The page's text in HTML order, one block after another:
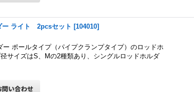
ー ライト 2pcsセット [104010]
ポールタイプ（パイプクランプタイプ）のロッドホ
サイズはS、Mの2種類あり、シングルロッドホルダ